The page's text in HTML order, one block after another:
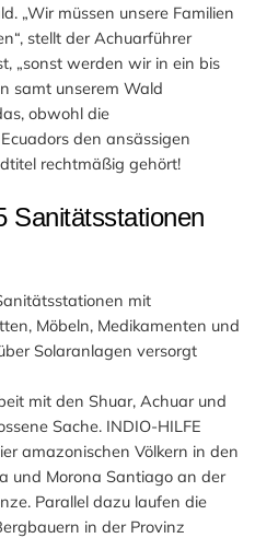
„Wir müssen unsere Familien
stellt der Achuarführer
„sonst werden wir in ein bis
samt unserem Wald
obwohl die
den ansässigen
rechtmäßig gehört!
Sanitätsstationen
mit
Möbeln, Medikamenten und
Solaranlagen versorgt
mit den Shuar, Achuar und
Sache. INDIO-HILFE
amazonischen Völkern in den
und Morona Santiago an der
Parallel dazu laufen die
in der Provinz